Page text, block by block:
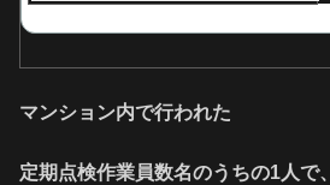
マンション内で行われた
定期点検作業員数名のうちの1人で、